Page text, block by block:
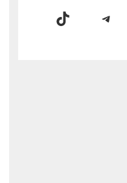
تيليجرامتيك توك